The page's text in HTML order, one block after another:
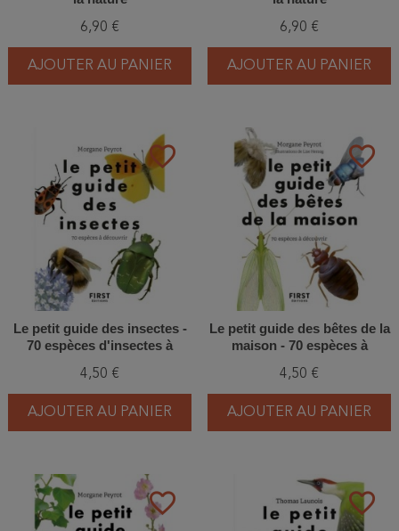
6,90 €
AJOUTER AU PANIER
6,90 €
AJOUTER AU PANIER
favorite_border
Le petit guide des insectes -
70 espèces d'insectes à
4,50 €
AJOUTER AU PANIER
favorite_border
Le petit guide des bêtes de la
maison - 70 espèces à
4,50 €
AJOUTER AU PANIER
favorite_border favorite_border